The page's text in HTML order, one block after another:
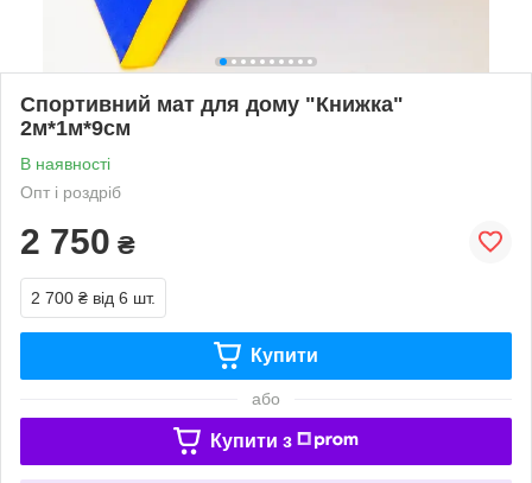
Спортивний мат для дому "Книжка"
2м*1м*9см
В наявності
Опт і роздріб
2 750 ₴
2 700 ₴ від 6 шт.
Купити
або
Купити з